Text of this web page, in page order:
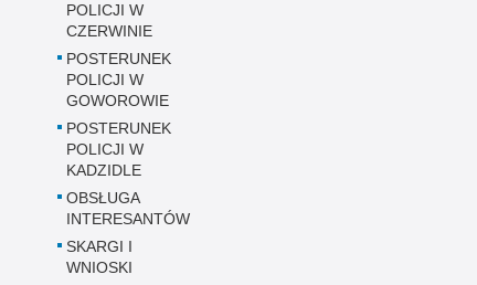
POLICJI W
CZERWINIE
POSTERUNEK
POLICJI W
GOWOROWIE
POSTERUNEK
POLICJI W
KADZIDLE
OBSŁUGA
INTERESANTÓW
SKARGI I
WNIOSKI